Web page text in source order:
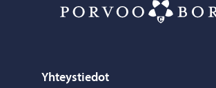
Yhteystiedot